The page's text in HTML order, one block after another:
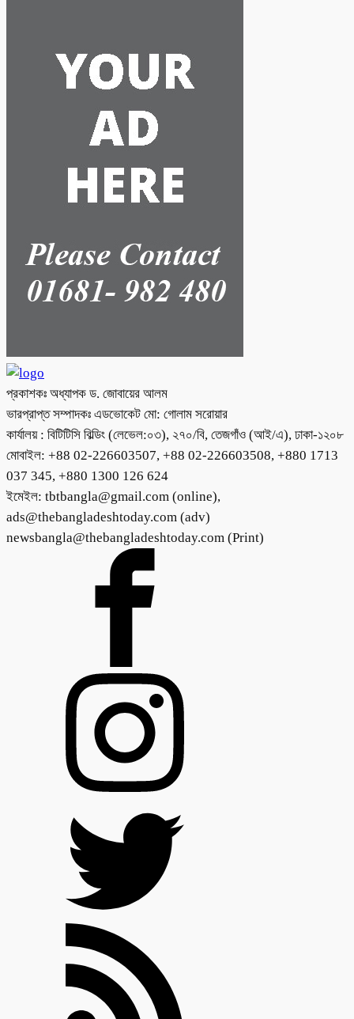
প্রকাশকঃ অধ্যাপক ড. জোবায়ের আলম
ভারপ্রাপ্ত সম্পাদকঃ এডভোকেট মো: গোলাম সরোয়ার
কার্যালয় : বিটিটিসি বিল্ডিং (লেভেল:০৩), ২৭০/বি, তেজগাঁও (আই/এ), ঢাকা-১২০৮
মোবাইল: +88 02-226603507, +88 02-226603508, +880 1713
037 345, +880 1300 126 624
ইমেইল: tbtbangla@gmail.com (online),
ads@thebangladeshtoday.com (adv)
newsbangla@thebangladeshtoday.com (Print)